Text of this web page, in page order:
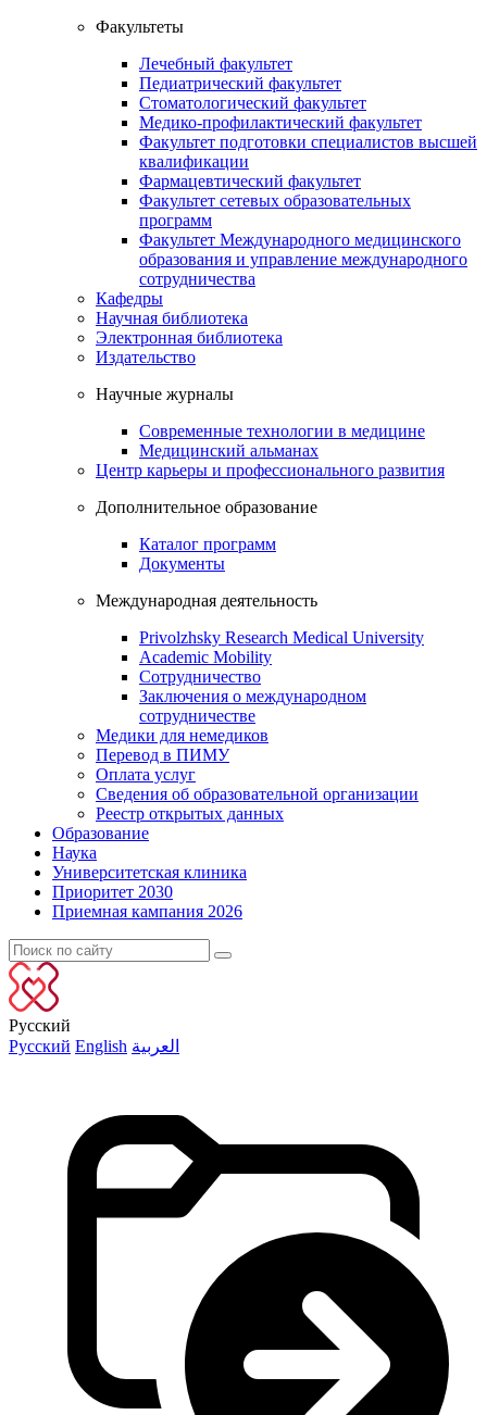
Факультеты
Лечебный факультет
Педиатрический факультет
Стоматологический факультет
Медико-профилактический факультет
Факультет подготовки специалистов высшей
квалификации
Фармацевтический факультет
Факультет сетевых образовательных
программ
Факультет Международного медицинского
образования и управление международного
сотрудничества
Кафедры
Научная библиотека
Электронная библиотека
Издательство
Научные журналы
Современные технологии в медицине
Медицинский альманах
Центр карьеры и профессионального развития
Дополнительное образование
Каталог программ
Документы
Международная деятельность
Privolzhsky Research Medical University
Academic Mobility
Сотрудничество
Заключения о международном
сотрудничестве
Медики для немедиков
Перевод в ПИМУ
Оплата услуг
Сведения об образовательной организации
Реестр открытых данных
Образование
Наука
Университетская клиника
Приоритет 2030
Приемная кампания 2026
Русский
Русский English العربية